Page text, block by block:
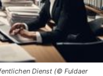
Dienst (© Fuldaer